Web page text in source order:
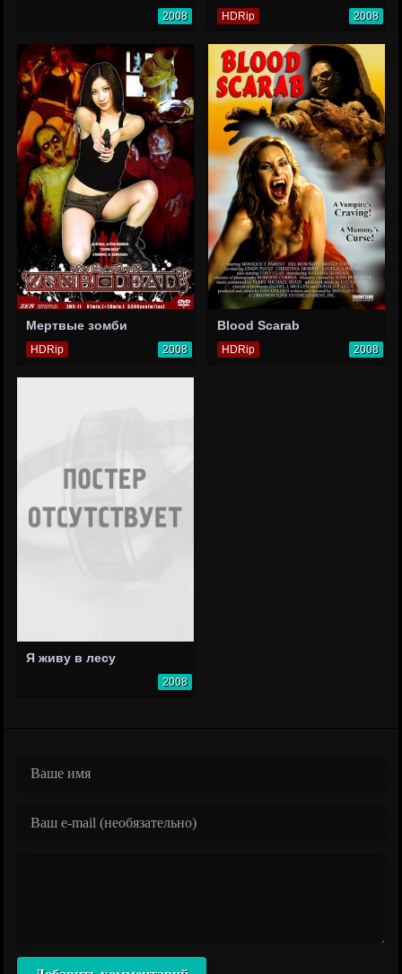
2008 HDRip 2008
Мертвые зомби
HDRip 2008
Blood Scarab
HDRip 2008
Я живу в лесу
2008